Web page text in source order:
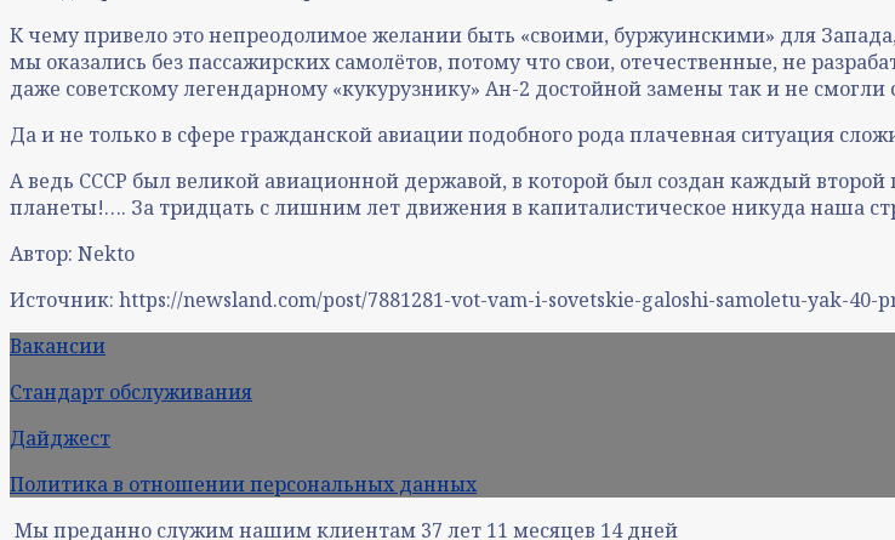
К чему привело это непреодолимое желании быть «своими, буржуинскими» для
мы оказались без пассажирских самолётов, потому что свои, отечественные, не
даже советскому легендарному «кукурузнику» Ан-2 достойной замены так и не смогли
Да и не только в сфере гражданской авиации подобного рода плачевная ситуация
А ведь СССР был великой авиационной державой, в которой был создан каждый
планеты!…. За тридцать с лишним лет движения в капиталистическое никуда наша
Автор: Nekto
Источник: https://newsland.com/post/7881281-vot-vam-i-sovetskie-galoshi-samoletu-yak-
Вакансии
Стандарт обслуживания
Дайджест
Политика в отношении персональных данных
Мы преданно служим нашим клиентам 37 лет 11 месяцев 14дней